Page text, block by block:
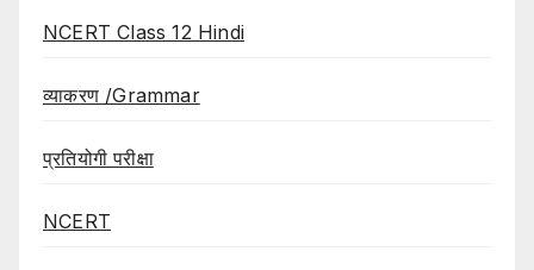
NCERT Class 12 Hindi
व्याकरण /Grammar
प्रतियोगी परीक्षा
NCERT